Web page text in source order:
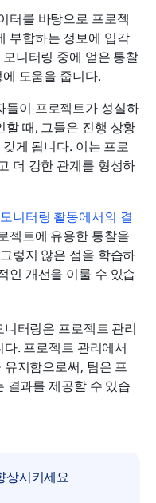
터를 바탕으로 프로젝
부합하는 정보에 입각
니터링 중에 얻은 통찰
도움을 줍니다.
이 프로젝트가 성실하
할 때, 그들은 진행 상황
게 됩니다. 이는 프로
더 강한 관계를 형성하
모니터링 활동에서의 결
젝트에 유용한 통찰을
렇지 않은 점을 학습하
인 개선을 이룰 수 있습
터링은 프로젝트 관리
. 프로젝트 관리에서
지함으로써, 팀은 프
결과를 제공할 수 있습
상시키세요